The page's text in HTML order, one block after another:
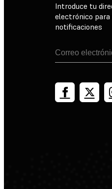
Introduce tu
electrónico
notificaciones